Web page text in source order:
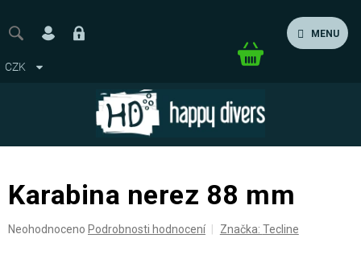
obsah
MENU
CZK
Nákupní
Karabina nerez 88 mm
Průměrné
Neohodnoceno Podrobnosti hodnocení Značka: Tecline